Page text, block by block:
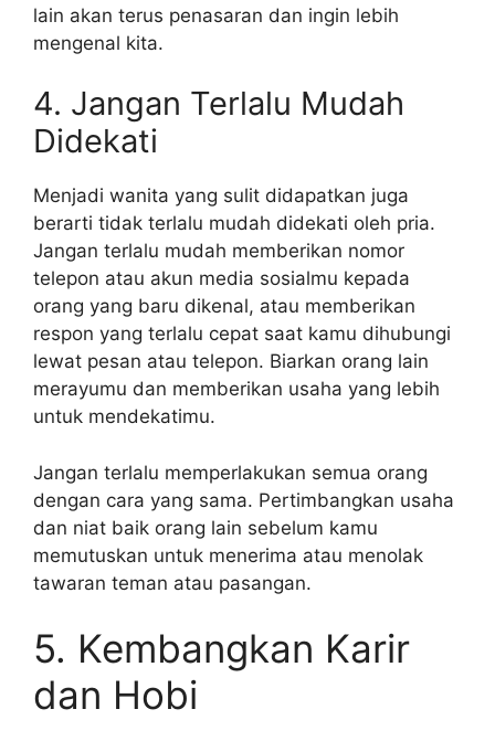
lain akan terus penasaran dan ingin lebih
mengenal kita.
4. Jangan Terlalu Mudah
Didekati
Menjadi wanita yang sulit didapatkan juga
berarti tidak terlalu mudah didekati oleh pria.
Jangan terlalu mudah memberikan nomor
telepon atau akun media sosialmu kepada
orang yang baru dikenal, atau memberikan
respon yang terlalu cepat saat kamu dihubungi
lewat pesan atau telepon. Biarkan orang lain
merayumu dan memberikan usaha yang lebih
untuk mendekatimu.
Jangan terlalu memperlakukan semua orang
dengan cara yang sama. Pertimbangkan usaha
dan niat baik orang lain sebelum kamu
memutuskan untuk menerima atau menolak
tawaran teman atau pasangan.
5. Kembangkan Karir
dan Hobi